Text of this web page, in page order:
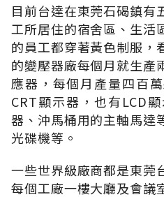
目前台達在東莞石碣鎮有
工所居住的宿舍區、生活
的員工都穿著黃色制服，
的變壓器廠每個月就生產
應器，每個月產量四百
CRT顯示器，也有LCD
器、沖馬桶用的主軸馬達
光碟機等。
一些世界級廠商都是東莞
每個工廠一樓大廳及會議